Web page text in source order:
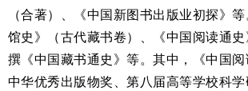
（合著）、《中国新图书出版业初探》
馆史》（古代藏书卷）、《中国阅读通
撰《中国藏书通史》等。其中，《中国
中华优秀出版物奖、第八届高等学校科